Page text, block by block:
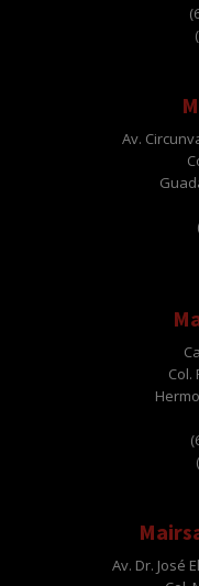
Av.
Col.
Av. Dr. José